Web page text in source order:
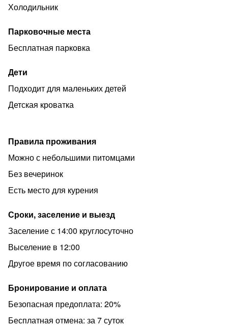
Холодильник
Парковочные места
Бесплатная парковка
Дети
Подходит для маленьких детей
Детская кроватка
Правила проживания
Можно с небольшими питомцами
Без вечеринок
Есть место для курения
Сроки, заселение и выезд
Заселение с 14:00 круглосуточно
Выселение в 12:00
Другое время по согласованию
Бронирование и оплата
Безопасная предоплата: 20%
Бесплатная отмена: за 7 суток